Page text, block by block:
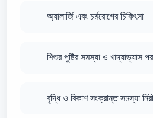
অ্যালার্জি এবং চর্মরোগের চিকিৎসা
শিশুর পুষ্টির সমস্যা ও খাদ্যাভ্যাস
বৃদ্ধি ও বিকাশ সংক্রান্ত সমস্যা